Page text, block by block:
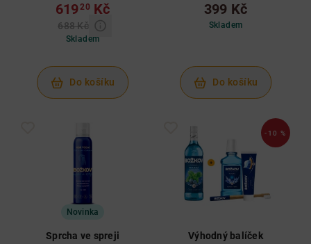
hygiena
61920 Kč
688 Kč
Skladem
Do košíku
399 Kč
Skladem
Do košíku
Novinka
Sprcha ve spreji
-10 %
Výhodný balíček